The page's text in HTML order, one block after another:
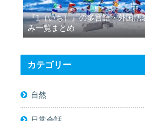
『1（いち）』の多言語・外国語
み一覧まとめ
カテゴリー
自然